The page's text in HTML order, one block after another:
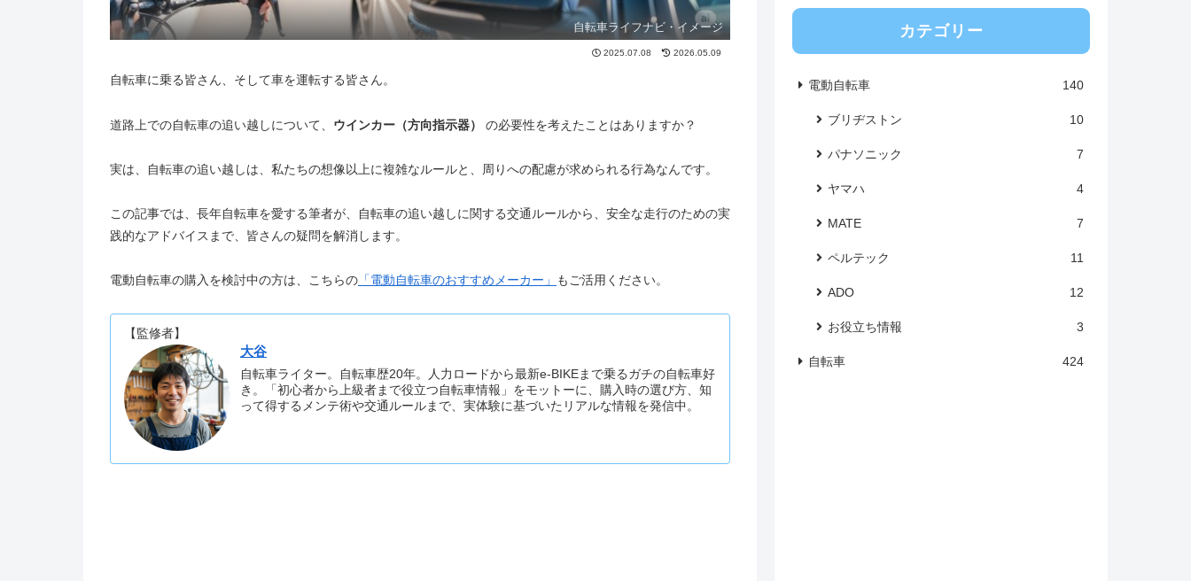
自転車ライフナビ・イメージ
2025.07.08 2026.05.09
自転車に乗る皆さん、そして車を運転する皆さん。
道路上での自転車の追い越しについて、 ウインカー（方向指示器） の必要性を考えたことはありますか？
実は、自転車の追い越しは、私たちの想像以上に複雑なルールと、周りへの配慮が求められる行為なんです。
この記事では、長年自転車を愛する筆者が、自転車の追い越しに関する交通ルールから、安全な走行のための実
践的なアドバイスまで、皆さんの疑問を解消します。
電動自転車の購入を検討中の方は、こちらの 「電動自転車のおすすめメーカー」 もご活用ください。
【監修者】
大谷
自転車ライター。自転車歴20年。人力ロードから最新e-BIKEまで乗るガチの自転車好
き。「初心者から上級者まで役立つ自転車情報」をモットーに、購入時の選び方、知
って得するメンテ術や交通ルールまで、実体験に基づいたリアルな情報を発信中。
カテゴリー
電動自転車 140
ブリヂストン 10
パナソニック 7
ヤマハ 4
MATE 7
ペルテック 11
ADO 12
お役立ち情報 3
自転車 424